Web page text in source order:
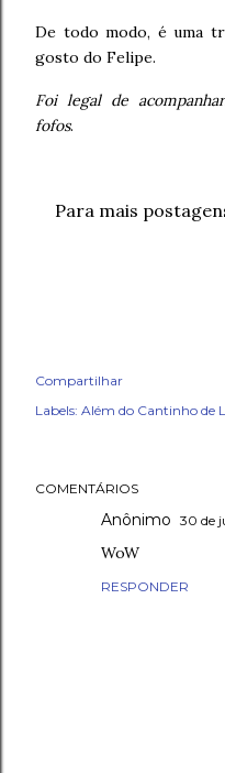
De todo modo, é uma
gosto do Felipe.
Foi legal de
fofos.
Para mais
Compartilhar
Labels: Além do Cantinho de
COMENTÁRIOS
Anônimo 30 de
WoW
RESPONDER